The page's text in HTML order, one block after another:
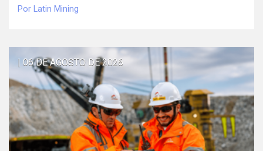
Por Latin Mining
| 06 DE AGOSTO DE 2026